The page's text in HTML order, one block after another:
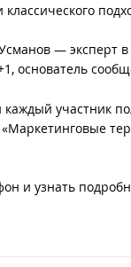
— эксперт
основатель
участник
и узнать